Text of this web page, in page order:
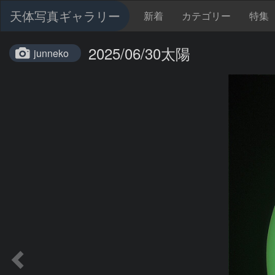
天体写真ギャラリー 新着 カテゴリー 特集
junneko 2025/06/30太陽